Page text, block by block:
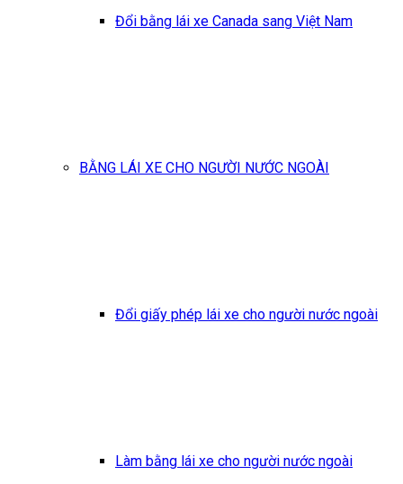
Đổi bằng lái xe Canada sang Việt Nam
BẰNG LÁI XE CHO NGƯỜI NƯỚC NGOÀI
Đổi giấy phép lái xe cho người nước ngoài
Làm bằng lái xe cho người nước ngoài